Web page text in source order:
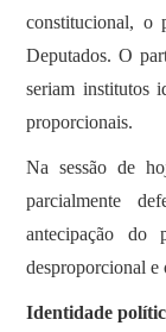
constitucional, o
Deputados. O
seriam institutos
proporcionais.
Na sessão de
parcialmente
antecipação do
desproporcional e
Identidade